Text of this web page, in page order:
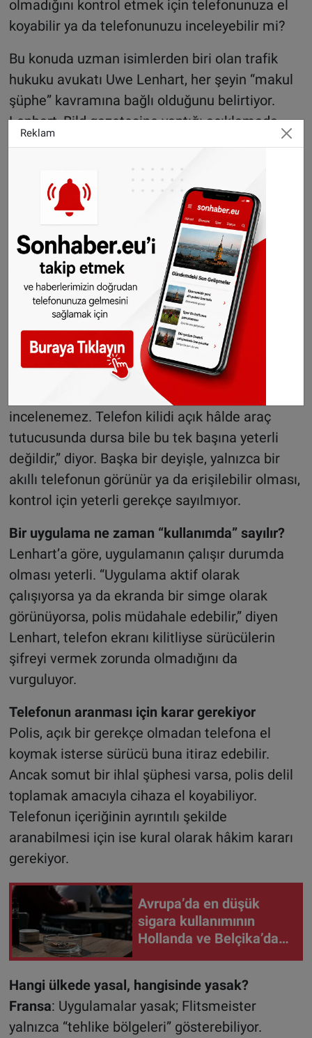
olmadığını kontrol etmek için telefonunuza el
koyabilir ya da telefonunuzu inceleyebilir mi?
Bu konuda uzman isimlerden biri olan trafik
hukuku avukatı Uwe Lenhart, her şeyin “makul
şüphe” kavramına bağlı olduğunu belirtiyor.
Lenhart, Bild gazetesine yaptığı açıklamada,
“Polis, herhangi bir gerekçe olmadan bir kişinin
yasaklı bir flits uygulaması kullandığına dair
somut işaretler olmalı,” ifadelerini kullanıyor.
“Makul şüphe” ne zaman oluşur?
Lenhart’a göre, bir sürücünün hız kamerası
öncesinde ani şekilde yavaşlaması ya da
telefon ekranında uygulamanın açıkça
görülmesi makul şüphe sayılabilir. Bu durumda
polis, uygulamanın gerçekten aktif olup
olmadığını kontrol edebilir.
Uzman, “Hiçbir somut işaret yoksa telefon
incelenemez. Telefon kilidi açık hâlde araç
tutucusunda dursa bile bu tek başına yeterli
değildir,” diyor. Başka bir deyişle, yalnızca bir
akıllı telefonun görünür ya da erişilebilir olması,
kontrol için yeterli gerekçe sayılmıyor.
Bir uygulama ne zaman “kullanımda” sayılır?
Lenhart’a göre, uygulamanın çalışır durumda
olması yeterli. “Uygulama aktif olarak
çalışıyorsa ya da ekranda bir simge olarak
görünüyorsa, polis müdahale edebilir,” diyen
Lenhart, telefon ekranı kilitliyse sürücülerin
şifreyi vermek zorunda olmadığını da
vurguluyor.
Telefonun aranması için karar gerekiyor
Polis, açık bir gerekçe olmadan telefona el
koymak isterse sürücü buna itiraz edebilir.
Ancak somut bir ihlal şüphesi varsa, polis delil
toplamak amacıyla cihaza el koyabiliyor.
Telefonun içeriğinin ayrıntılı şekilde
aranabilmesi için ise kural olarak hâkim kararı
gerekiyor.
Avrupa’da en düşük
sigara kullanımının
Hollanda ve Belçika’da
Hangi ülkede yasal, hangisinde yasak?
Fransa: Uygulamalar yasak; Flitsmeister
yalnızca “tehlike bölgeleri” gösterebiliyor.
Reklam